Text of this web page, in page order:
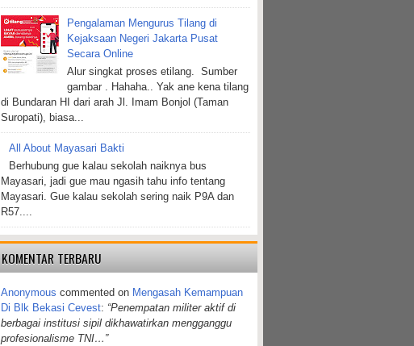
Pengalaman Mengurus Tilang di
Kejaksaan Negeri Jakarta Pusat
Secara Online
Alur singkat proses etilang. Sumber
gambar . Hahaha.. Yak ane kena tilang
di Bundaran HI dari arah Jl. Imam Bonjol (Taman
Suropati), biasa...
All About Mayasari Bakti
Berhubung gue kalau sekolah naiknya bus
Mayasari, jadi gue mau ngasih tahu info tentang
Mayasari. Gue kalau sekolah sering naik P9A dan
R57....
KOMENTAR TERBARU
Anonymous commented on Mengasah Kemampuan
Di Blk Bekasi Cevest: “Penempatan militer aktif di
berbagai institusi sipil dikhawatirkan mengganggu
profesionalisme TNI…”